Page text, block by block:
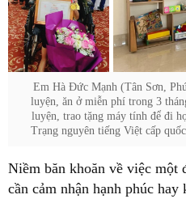
Em Hà Đức Mạnh (Tân Sơn,
luyện, ăn ở miễn phí trong 3
luyện, trao tặng máy tính để đi
Trạng nguyên tiếng Việt cấp
Niềm băn khoăn về việc một
cần cảm nhận hạnh phúc